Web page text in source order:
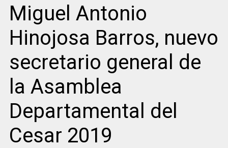
Miguel Antonio
Hinojosa Barros, nuevo
secretario general de
la Asamblea
Departamental del
Cesar 2019